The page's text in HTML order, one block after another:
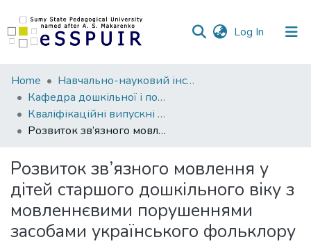
Log In (current)
Communities
&
Collections
Statistics
Home
Навчально-науковий інститут педагогіки і психології
Кафедра дошкільної і початкової освіти
Кваліфікаційні випускні роботи здобувачів вищої освіти
Розвиток зв’язного мовлення у дітей старшого дошкільного віку з мовленнєвими порушеннями засобами українського фольклору
Розвиток зв’язного мовлення у
дітей старшого дошкільного віку з
мовленнєвими порушеннями
засобами українського фольклору